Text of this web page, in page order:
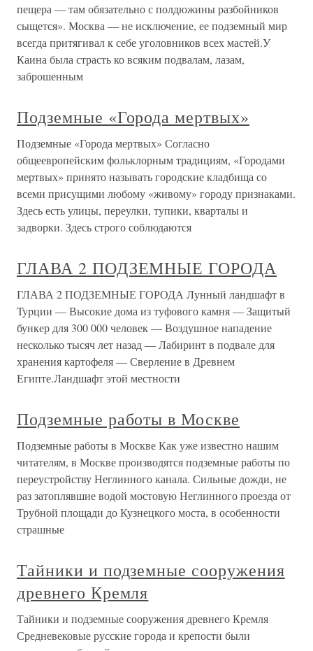
пещера — там обязательно с полдюжины разбойников
сыщется». Москва — не исключение, ее подземный мир
всегда притягивал к себе уголовников всех мастей.У
Каина была страсть ко всяким подвалам, лазам,
заброшенным
Подземные «Города мертвых»
Подземные «Города мертвых» Согласно
общеевропейским фольклорным традициям, «Городами
мертвых» принято называть городские кладбища со
всеми присущими любому «живому» городу признаками.
Здесь есть улицы, переулки, тупики, кварталы и
задворки. Здесь строго соблюдаются
ГЛАВА 2 ПОДЗЕМНЫЕ ГОРОДА
ГЛАВА 2 ПОДЗЕМНЫЕ ГОРОДА Лунный ландшафт в
Typции — Высокие дома из туфового камня — Защитый
бункер для 300 000 человек — Воздушное нападение
несколько тысяч лет назад — Лабиринт в подвале для
хранения картофеля — Сверление в Древнем
Египте.Ландшафт этой местности
Подземные работы в Москве
Подземные работы в Москве Как уже известно нашим
читателям, в Москве производятся подземные работы по
переустройству Неглинного канала. Сильные дожди, не
раз затоплявшие водой мостовую Неглинного проезда от
Трубной площади до Кузнецкого моста, в особенности
страшные
Тайники и подземные сооружения
древнего Кремля
Тайники и подземные сооружения древнего Кремля
Средневековые русские города и крепости были